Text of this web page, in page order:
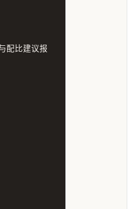
配比建议报